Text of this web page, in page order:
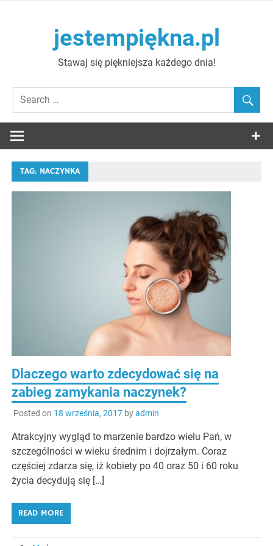
jestempiękna.pl
Stawaj się piękniejsza każdego dnia!
TAG: NACZYNKA
Dlaczego warto zdecydować się na
zabieg zamykania naczynek?
Posted on 18 września, 2017byadmin
Atrakcyjny wygląd to marzenie bardzo wielu Pań, w
szczególności w wieku średnim i dojrzałym. Coraz
częściej zdarza się, iż kobiety po 40 oraz 50 i 60 roku
życia decydują się […]
READ MORE